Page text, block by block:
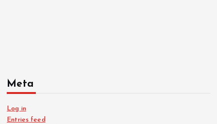
Meta
Log in
Entries feed